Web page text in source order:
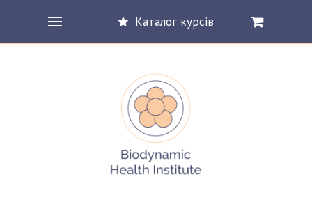
Каталог курсів